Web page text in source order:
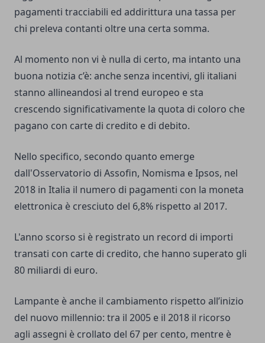
pagamenti tracciabili ed addirittura una tassa per
chi preleva contanti oltre una certa somma.
Al momento non vi è nulla di certo, ma intanto una
buona notizia c’è: anche senza incentivi, gli italiani
stanno allineandosi al trend europeo e sta
crescendo significativamente la quota di coloro che
pagano con carte di credito e di debito.
Nello specifico, secondo quanto emerge
dall'Osservatorio di Assofin, Nomisma e Ipsos, nel
2018 in Italia il numero di pagamenti con la moneta
elettronica è cresciuto del 6,8% rispetto al 2017.
L'anno scorso si è registrato un record di importi
transati con carte di credito, che hanno superato gli
80 miliardi di euro.
Lampante è anche il cambiamento rispetto all’inizio
del nuovo millennio: tra il 2005 e il 2018 il ricorso
agli assegni è crollato del 67 per cento, mentre è